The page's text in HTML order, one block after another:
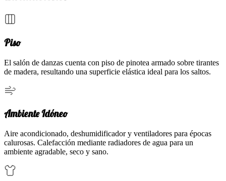
Piso
El salón de danzas cuenta con piso de pinotea armado sobre tirantes
de madera, resultando una superficie elástica ideal para los saltos.
Ambiente Idóneo
Aire acondicionado, deshumidificador y ventiladores para épocas
calurosas. Calefacción mediante radiadores de agua para un
ambiente agradable, seco y sano.